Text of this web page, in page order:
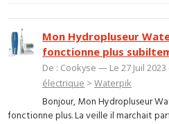
Mon Hydropluseur
fonctionne plus
De : Cookyse — Le 27 Juil
électrique >Waterpik
Bonjour, Mon Hydropluseur
fonctionne plus. La veille il marchait